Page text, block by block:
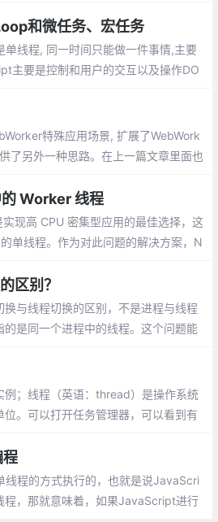
程中的一部分，进程包含多个线程在
和微任务、宏任务
线程, 同一时间只能做一件事情,主要
主要是控制和用户的交互以及操作DO
准呢?
特殊应用场景, 扩展了WebWork
了另外一种思路。在上一篇文章里面也
Worker 线程
现高 CPU 密集型应用的最佳选择，这
单线程。作为对此问题的解决方案，N
区别？
与线程切换的区别，不是进程与线程
是同一个进程中的线程。这个问题能
例；线程（英语：thread）是操作系统
。可以打开任务管理器，可以看到有
占有率。
程的方式执行的，也就是说JavaScri
程，那就意味着，如果JavaScript进行